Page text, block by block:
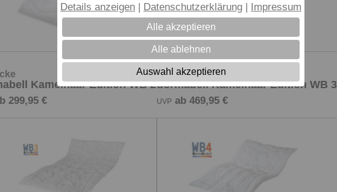
Kamelhaar Edition WB 2
299,95 €
Zudecke
dormabell Kamelhaar Edition WB 3
UVP ab 469,95 €
Details anzeigen Datenschutzerklärung Impressum
Alle akzeptieren
Alle ablehnen
Auswahl akzeptieren